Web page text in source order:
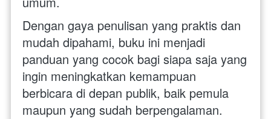
Dengan gaya penulisan yang praktis dan
mudah dipahami, buku ini menjadi
panduan yang cocok bagi siapa saja yang
ingin meningkatkan kemampuan
berbicara di depan publik, baik pemula
maupun yang sudah berpengalaman.